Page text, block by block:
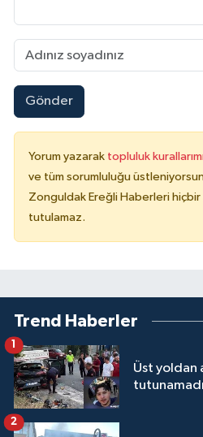
Gönder
Yorum yazarak topluluk
ve tüm sorumluluğu
Zonguldak Ereğli Haberleri
tutulamaz.
Trend Haberler
Üst yoldan
1
2